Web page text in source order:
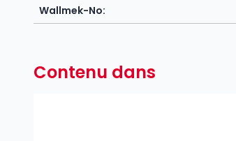
Wallmek-No:
Contenu dans